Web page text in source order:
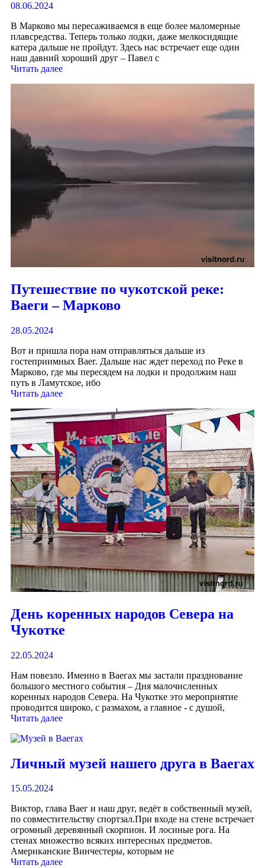
08.06.2024
В Марково мы пересаживаемся в еще более маломерные
плавсредства. Теперь только лодки, даже мелкосидящие
катера дальше не пройдут. Здесь нас встречает еще один
наш давний хороший друг – Павел с
Читать далее
Путешествие по чукотской реке:
Ваеги – Марково
28.05.2024
Вот и пришла пора нам отправляться дальше из
гостеприимных Ваег. Дальше нас ждет переход по Реке в
Марково, где мы пересядем на лодки и продолжим наш
путь в Ламутское, ибо
Читать далее
День коренных народов Севера на
Чукотке
22.05.2024
Нам повезло. Именно в Ваегах мы застали празднование
большого местного события – Дня малочисленных
коренных народов Севера. На Чукотке это мероприятие
проводится широко, с размахом, а главное - с душой,
Читать далее
Личный музей нашего друга в Ваегах
15.05.2024
Виктор, глава Ваег и наш друг, ведёт в собственный музей,
по совместительству спортзал.При входе на стене встречает
огромный деревянный скорпион. И лосиные рога. На
стенах множество всяких интересных предметов.
Американские Винчестеры, которым не
Читать далее